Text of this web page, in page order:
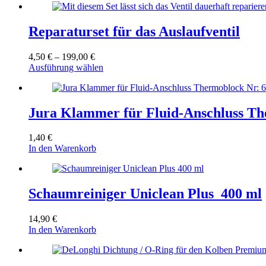
Reparaturset für das Auslaufventil
4,50 € – 199,00 €Preisspanne:
4,50 €
199,00 €
Ausführung wählen
weist
Varianten
auf.
auf
der
gewählt
Jura Klammer für Fluid-Anschluss
1,40 €
In den Warenkorb
Schaumreiniger Uniclean Plus 400 ml
14,90 €
In den Warenkorb